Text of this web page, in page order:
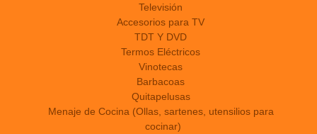
Televisión
Accesorios para TV
TDT Y DVD
Termos Eléctricos
Vinotecas
Barbacoas
Quitapelusas
Menaje de Cocina (Ollas, sartenes, utensilios para
cocinar)